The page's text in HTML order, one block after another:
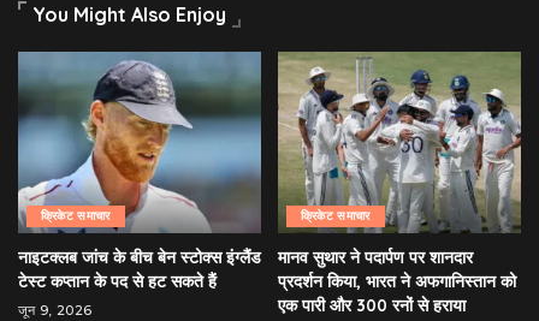
You Might Also Enjoy
क्रिकेट समाचार
नाइटक्लब जांच के बीच बेन स्टोक्स इंग्लैंड
टेस्ट कप्तान के पद से हट सकते हैं
जून 9, 2026
क्रिकेट समाचार
मानव सुथार ने पदार्पण पर शानदार
प्रदर्शन किया, भारत ने अफगानिस्तान को
एक पारी और 300 रनों से हराया